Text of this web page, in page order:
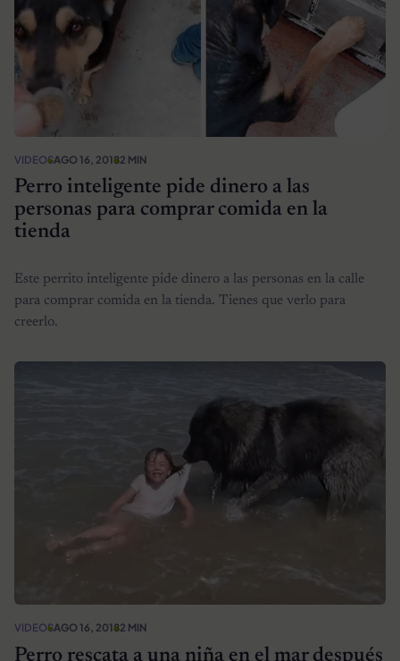
VIDEOSAGO 16, 20182 MIN
Perro inteligente pide dinero a las
personas para comprar comida en la
tienda
Este perrito inteligente pide dinero a las personas en la calle
para comprar comida en la tienda. Tienes que verlo para
creerlo.
VIDEOSAGO 16, 20182 MIN
Perro rescata a una niña en el mar después